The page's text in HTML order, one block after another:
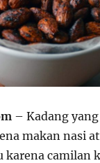
– Kadang
makan nasi
karena camilan